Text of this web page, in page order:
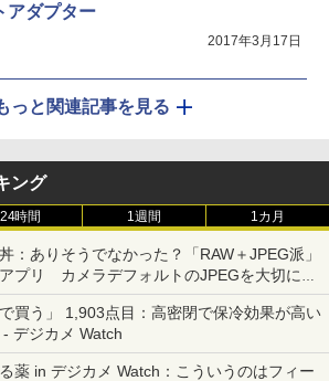
アダプター
2017年3月17日
っと関連記事を見る
ング
24時間 1週間 1カ月
：ありそうでなかった？「RAW＋JPEG派」
プリ カメラデフォルトのJPEGを大切にす
買う」 1,903点目：高密閉で保冷効果が高い
デジカメ Watch
薬 in デジカメ Watch：こういうのはフィー